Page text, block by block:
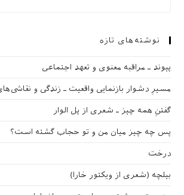
نوشته‌های تازه
پیوند ـ مراقبه‌ معنوی و تعهد اجتماعی
مسیرِ دشوار بازنمایی واقعیت ـ زندگی و
گفتنِ همه چیز ـ شعری از پل الوار
پس چه چیز میان من و تو حجاب گشته است؟
درخت
بیلچه (شعری از ویکتور خارا)